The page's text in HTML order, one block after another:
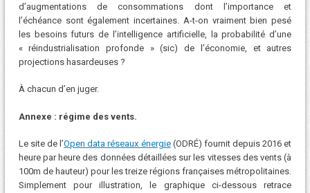
d’augmentations de consommations dont l’importance et
l’échéance sont également incertaines. A-t-on vraiment bien pesé
les besoins futurs de l’intelligence artificielle, la probabilité d’une
« réindustrialisation profonde » (sic) de l’économie, et autres
projections hasardeuses ?
À chacun d’en juger.
Annexe : régime des vents.
Le site de l’Open data réseaux énergie(ODRÉ) fournit depuis 2016 et
heure par heure des données détaillées sur les vitesses des vents (à
100m de hauteur) pour les treize régions françaises métropolitaines.
Simplement pour illustration, le graphique ci-dessous retrace